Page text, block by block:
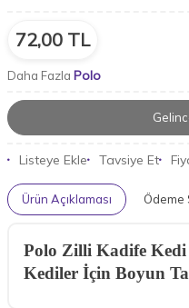
72,00 TL
Daha Fazla Polo
Listeye Ekle Tavsiye Et
Ürün Açıklaması Ödeme
Polo Zilli Kadife Kedi
Kediler İçin Boyun